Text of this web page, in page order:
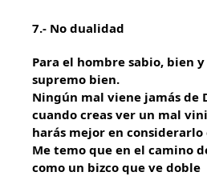
7.- No dualidad
Para el hombre sabio, bien
supremo bien.
Ningún mal viene jamás de
cuando creas ver un mal
harás mejor en
Me temo que en el camino
como un bizco que ve doble